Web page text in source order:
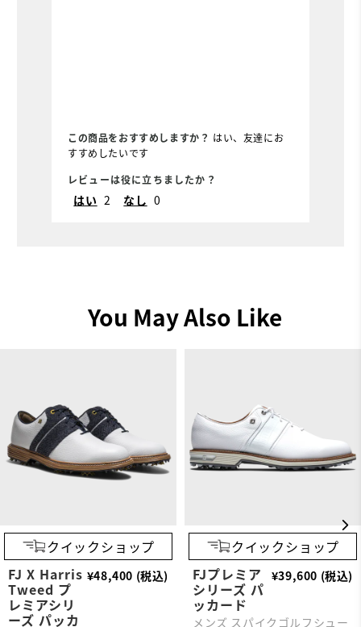
Size True to Size
Conditions
Dry, Off course, On
course, Wet
Which width do you normally wear? Medium
この商品をおすすめしますか？ はい、友達にお
すすめしたいです
レビューは役に立ちましたか？
はい 2 なし 0
You May Also Like
クイックショップ
FJ X Harris
Tweed プ
レミアシリ
ーズ パッカ
¥48,400 (税込)
クイックショップ
FJプレミア
シリーズ パ
ッカード
メンズ スパイクゴルフシュー
¥39,600 (税込)